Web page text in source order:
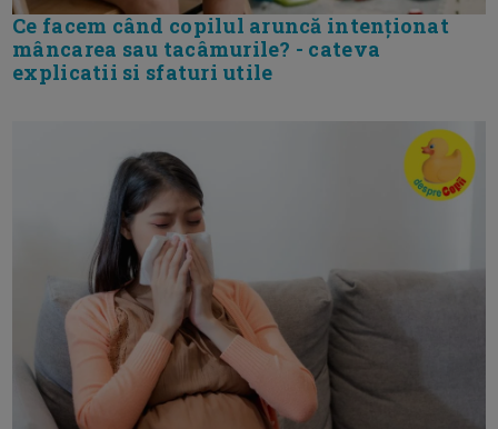
Ce facem când copilul aruncă intenționat
mâncarea sau tacâmurile? - cateva
explicatii si sfaturi utile